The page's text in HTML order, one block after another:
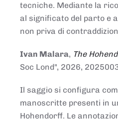
tecniche. Mediante la
al significato del parto e
non priva di
Ivan Malara, The
Soc Lond", 2026,
Il saggio si configura
manoscritte presenti in
Hohendorff. Le